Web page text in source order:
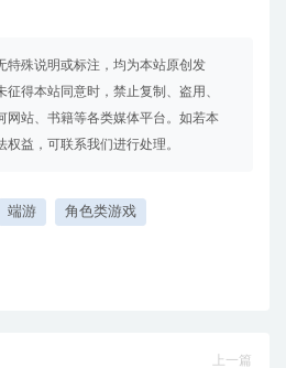
特殊说明或标注，均为本站原创发
得本站同意时，禁止复制、盗用、
网站、书籍等各类媒体平台。如若本
益，可联系我们进行处理。
端游 角色类游戏
上一篇